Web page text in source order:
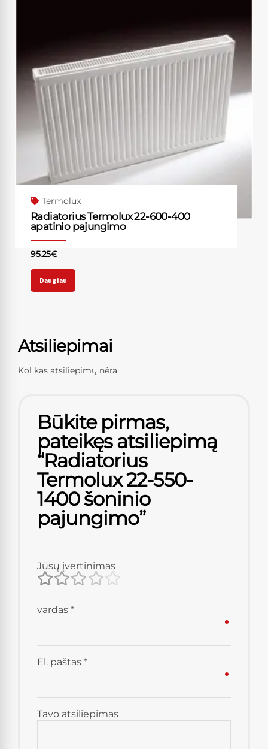
Termolux
Radiatorius Termolux 22-600-400
apatinio pajungimo
95.25€
Daugiau
Atsiliepimai
Kol kas atsiliepimų nėra.
Būkite pirmas,
pateikęs atsiliepimą
“Radiatorius
Termolux 22-550-
1400 šoninio
pajungimo”
Jūsų įvertinimas
Tavo atsiliepimas
vardas *
El. paštas *